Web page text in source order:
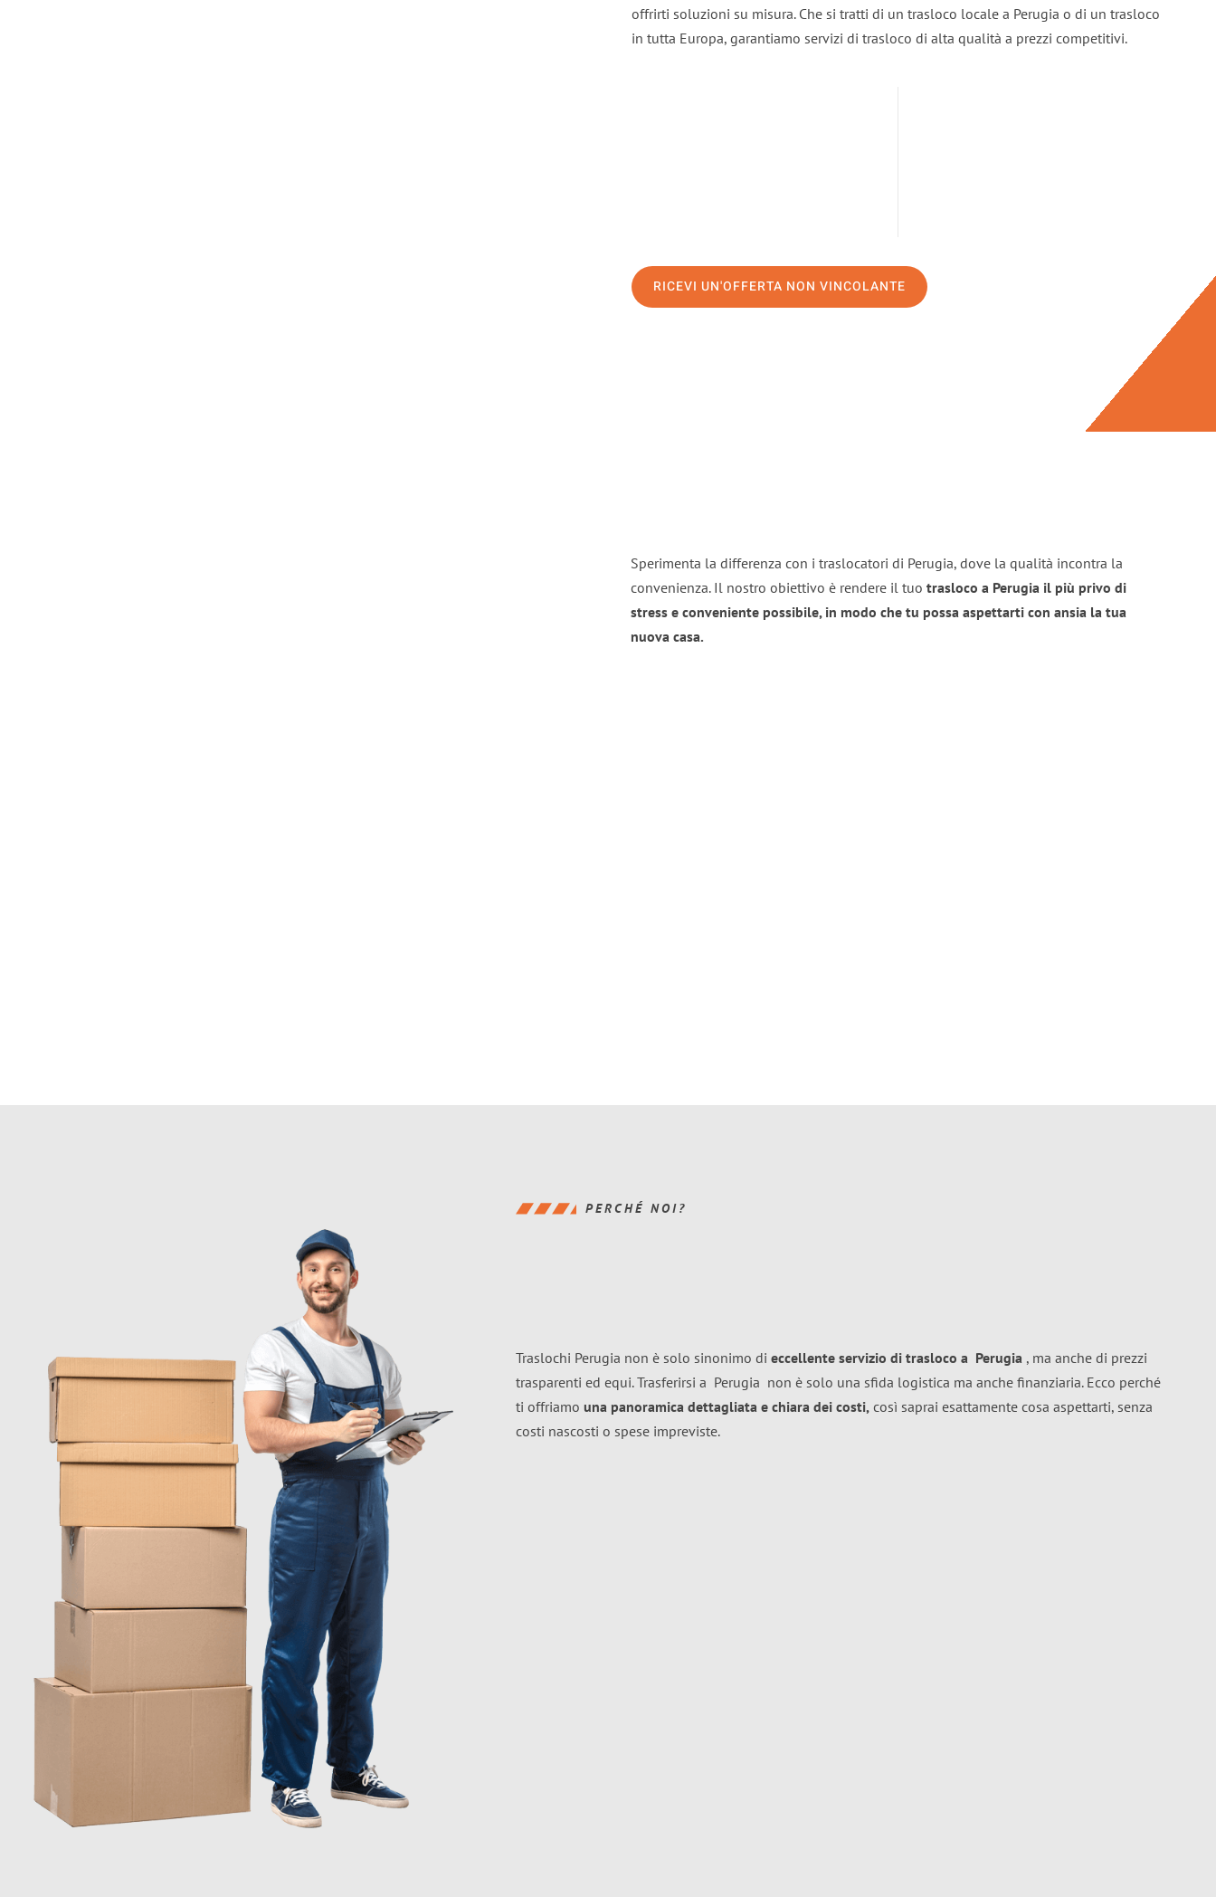
offrirti soluzioni su misura. Che si tratti di un trasloco locale a Perugia o di un trasloco
in tutta Europa, garantiamo servizi di trasloco di alta qualità a prezzi competitivi.
RICEVI UN'OFFERTA NON VINCOLANTE
Sperimenta la differenza con i traslocatori di Perugia, dove la qualità incontra la
convenienza. Il nostro obiettivo è rendere il tuo trasloco a Perugia il più privo di
stress e conveniente possibile, in modo che tu possa aspettarti con ansia la tua
nuova casa.
PERCHÉ NOI?
Traslochi Perugia non è solo sinonimo di eccellente servizio di trasloco a Perugia , ma anche di prezzi
trasparenti ed equi. Trasferirsi a Perugia non è solo una sfida logistica ma anche finanziaria. Ecco perché
ti offriamo una panoramica dettagliata e chiara dei costi, così saprai esattamente cosa aspettarti, senza
costi nascosti o spese impreviste.